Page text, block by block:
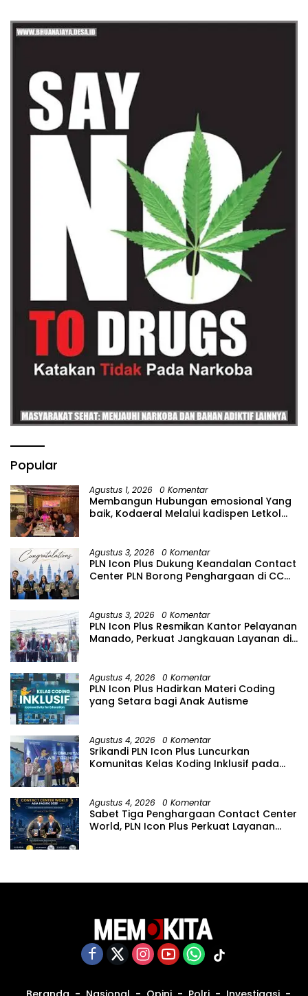
Popular
Agustus 1, 2026 0 Komentar
Membangun Hubungan emosional Yang
baik, Kodaeral Melalui kadispen Letkol
suasana Santai lebih Dekat Dan
Harmonis.
Agustus 3, 2026 0 Komentar
PLN Icon Plus Dukung Keandalan Contact
Center PLN Borong Penghargaan di CCW
Agustus 3, 2026 0 Komentar
PLN Icon Plus Resmikan Kantor Pelayanan
Manado, Perkuat Jangkauan Layanan di
Agustus 4, 2026 0 Komentar
PLN Icon Plus Hadirkan Materi Coding
yang Setara bagi Anak Autisme
Agustus 4, 2026 0 Komentar
Srikandi PLN Icon Plus Luncurkan
Komunitas Kelas Koding Inklusif pada
Agustus 4, 2026 0 Komentar
Sabet Tiga Penghargaan Contact Center
World, PLN Icon Plus Perkuat Layanan